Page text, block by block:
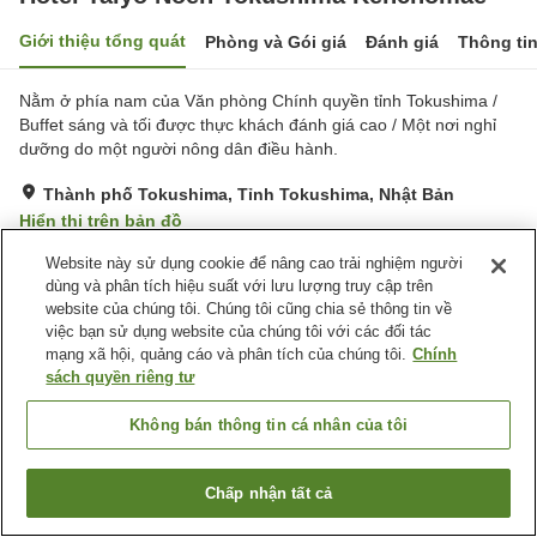
Giới thiệu tổng quát Phòng và Gói giá Đánh giá Thông
Nằm ở phía nam của Văn phòng Chính quyền tỉnh Tokushima /
Buffet sáng và tối được thực khách đánh giá cao / Một nơi nghỉ
dưỡng do một người nông dân điều hành.
Thành phố Tokushima, Tỉnh Tokushima, Nhật Bản
Hiển thị trên bản đồ
Rất tốt Đánh giá:740 lượt
Tiện nghi chỗ nghỉ
Bãi đỗ xe
Spa / Salon
Nhà hàng
Trang chủ Nhật Bản Tỉnh Tokushima
Thành phố Tokushima
Hotel Taiyo Noen Tokushima Kenchomae
Tìm phòng trống
Website này sử dụng cookie để nâng cao trải nghiệm người
dùng và phân tích hiệu suất với lưu lượng truy cập trên
website của chúng tôi. Chúng tôi cũng chia sẻ thông tin về
việc bạn sử dụng website của chúng tôi với các đối tác
mạng xã hội, quảng cáo và phân tích của chúng tôi. Chính
sách quyền riêng tư
Không bán thông tin cá nhân của tôi
Chấp nhận tất cả